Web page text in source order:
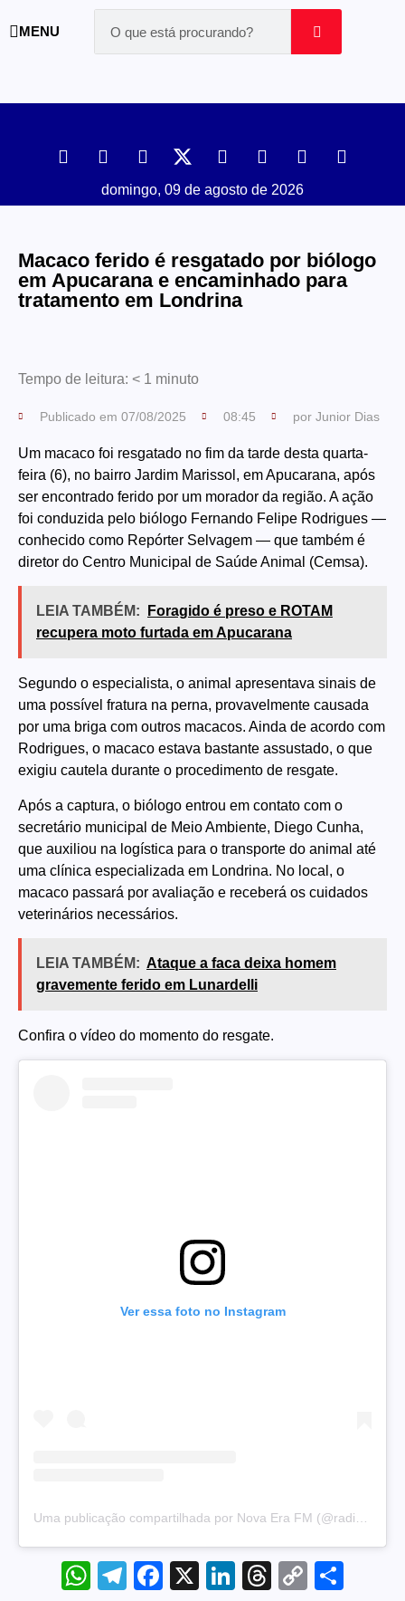
MENU
domingo, 09 de agosto de 2026
Macaco ferido é resgatado por biólogo
em Apucarana e encaminhado para
tratamento em Londrina
Tempo de leitura: < 1 minuto
Publicado em 07/08/2025 08:45 por Junior Dias
Um macaco foi resgatado no fim da tarde desta quarta-
feira (6), no bairro Jardim Marissol, em Apucarana, após
ser encontrado ferido por um morador da região. A ação
foi conduzida pelo biólogo Fernando Felipe Rodrigues —
conhecido como Repórter Selvagem — que também é
diretor do Centro Municipal de Saúde Animal (Cemsa).
LEIA TAMBÉM:
Foragido é preso e ROTAM
recupera moto furtada em Apucarana
Segundo o especialista, o animal apresentava sinais de
uma possível fratura na perna, provavelmente causada
por uma briga com outros macacos. Ainda de acordo com
Rodrigues, o macaco estava bastante assustado, o que
exigiu cautela durante o procedimento de resgate.
Após a captura, o biólogo entrou em contato com o
secretário municipal de Meio Ambiente, Diego Cunha,
que auxiliou na logística para o transporte do animal até
uma clínica especializada em Londrina. No local, o
macaco passará por avaliação e receberá os cuidados
veterinários necessários.
LEIA TAMBÉM: Ataque a faca deixa homem
gravemente ferido em Lunardelli
Confira o vídeo do momento do resgate.
Ver essa foto no Instagram
WhatsApp
Telegram
Facebook
X LinkedIn
Threads
Copy